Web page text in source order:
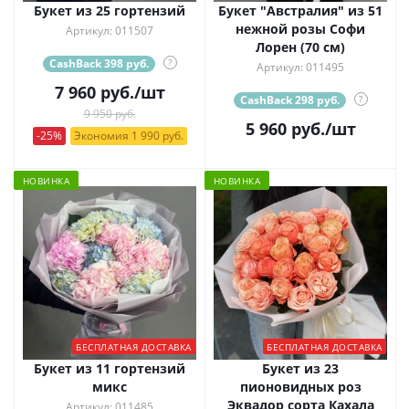
Букет из 25 гортензий
Артикул: 011507
CashBack 398 руб. ?
7 960руб./шт
9 950 руб.
-25%
Экономия 1 990 руб.
Букет "Австралия" из 51
нежной розы Софи
Лорен (70 см)
Артикул: 011495
CashBack 298 руб. ?
5 960руб./шт
НОВИНКА
БЕСПЛАТНАЯ ДОСТАВКА
Букет из 11 гортензий
микс
НОВИНКА
БЕСПЛАТНАЯ ДОСТАВКА
Букет из 23
пионовидных роз
Эквадор сорта Кахала